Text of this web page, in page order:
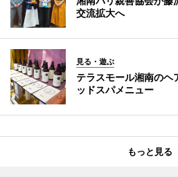
交流拡大へ
見る・遊ぶ
テラスモール湘南のヘ
ッドスパメニュー
もっと見る